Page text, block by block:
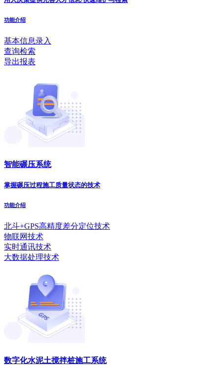
功能介绍
基本信息录入
查询检索
导出报表
智能碾压系统
掌握碾压过程施工质量状态的技术
功能介绍
北斗+GPS高精度差分定位技术
物联网技术
实时通讯技术
大数据处理技术
数字化水泥土搅拌桩施工系统